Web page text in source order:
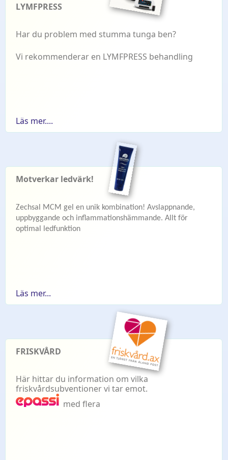
LYMFPRESS
Har du problem med stumma tunga ben?
Vi rekommenderar en LYMFPRESS behandling
Läs mer....
Motverkar ledvärk!
Zechsal MCM gel en unik kombination! Avslappnande,
uppbyggande och inflammationshämmande. Allt för
optimal ledfunktion
Läs mer...
FRISKVÅRD
Här hittar du information om vilka
friskvårdsubventioner vi tar emot.
med flera